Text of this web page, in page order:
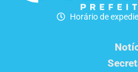
Horário de